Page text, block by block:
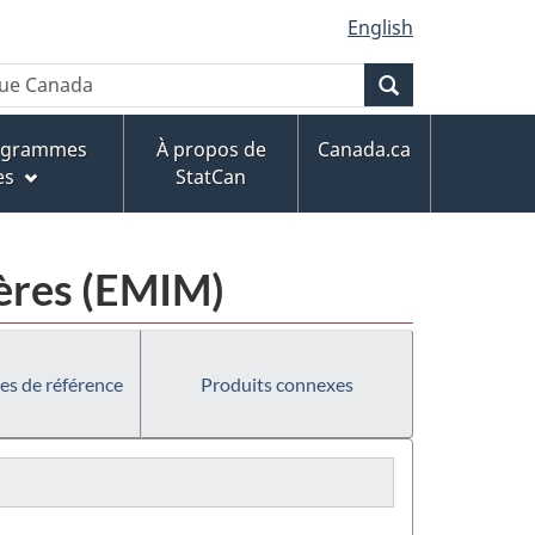
English
À propos de
StatCan
Canada.ca
(EMIM)
de référence Produits connexes